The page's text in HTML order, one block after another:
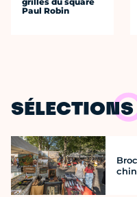
Paul Robin
SÉLECTIONS